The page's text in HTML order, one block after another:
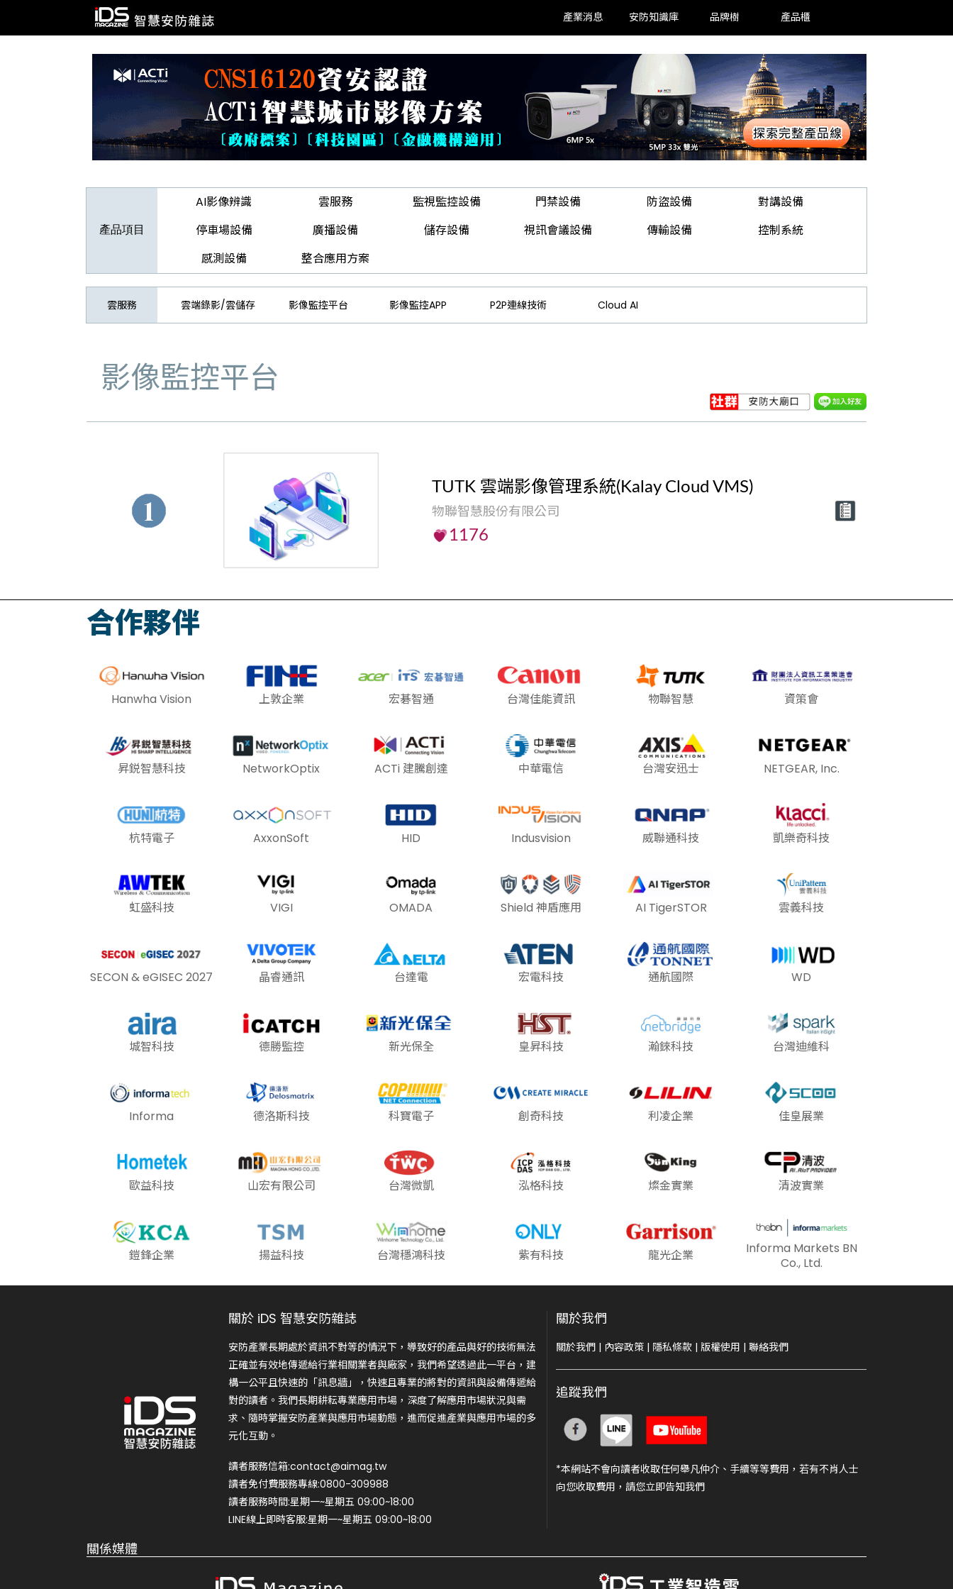
產業消息 安防知識庫 品牌樹 產品櫃
產品項目
AI影像辨識 雲服務 監視監控設備 門禁設備 防盜設備
對講設備
停車場設備
廣播設備 儲存設備 視訊會議設備 傳輸設備
控制系統
感測設備
整合應用方案
雲服務 雲端錄影/雲儲存 影像監控平台 影像監控APP P2P連線技術 Cloud AI
影像監控平台
1
TUTK 雲端影像管理系統(Kalay Cloud VMS)
物聯智慧股份有限公司
1176
合作夥伴
Hanwha Vision 上敦企業 宏碁智通 台灣佳能資訊 物聯智慧 資策會
昇鋭智慧科技 NetworkOptix ACTi 建騰創達 中華電信 台灣安迅士 NETGEAR, Inc.
杭特電子 AxxonSoft HID Indusvision 威聯通科技 凱樂奇科技
虹盛科技 VIGI OMADA Shield 神盾應用 AI TigerSTOR 雲義科技
SECON & eGISEC 2027 晶睿通訊 台達電 宏電科技 通航國際 WD
城智科技 德勝監控 新光保全 皇昇科技 瀚錸科技 台灣迪維科
Informa 德洛斯科技 科寶電子 創奇科技 利凌企業 佳皇展業
歐益科技 山宏有限公司 台灣微凱 泓格科技 燦金實業 清波實業
鎧鋒企業 揚益科技 台灣穩鴻科技 紫有科技 龍光企業
Informa Markets BN
Co., Ltd.
關於 iDS 智慧安防雜誌
安防產業長期處於資訊不對等的情況下，導致好的產品與好的技術無法
正確並有效地傳遞給行業相關業者與廠家，我們希望透過此一平台，建
構一公平且快速的「訊息牆」，快速且專業的將對的資訊與設備傳遞給
對的讀者。我們長期耕耘專業應用市場，深度了解應用市場狀況與需
求、隨時掌握安防產業與應用市場動態，進而促進產業與應用市場的多
元化互動。
讀者服務信箱:contact@aimag.tw
讀者免付費服務專線:0800-309988
讀者服務時間:星期一~星期五 09:00~18:00
LINE線上即時客服:星期一~星期五 09:00~18:00
關於我們
關於我們 | 內容政策 | 隱私條款 | 版權使用 | 聯絡我們
追蹤我們
*本網站不會向讀者收取任何舉凡仲介、手續等等費用，若有不肖人士
向您收取費用，請您立即告知我們
關係媒體